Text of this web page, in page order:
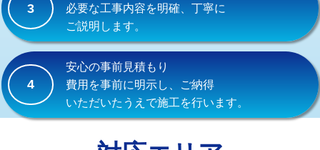
持込商品取付（混合水栓） 16,500円
持込商品取付（浄水器・分岐水栓） 16,500円
給水管工事※（ホール加工)
給水管工事※（バンド止め) 3,300円
3
必要な工事内容を明確、丁寧に
ご説明します。
4
安心の事前見積もり
費用を事前に明示し、ご納得
いただいたうえで施工を行います。